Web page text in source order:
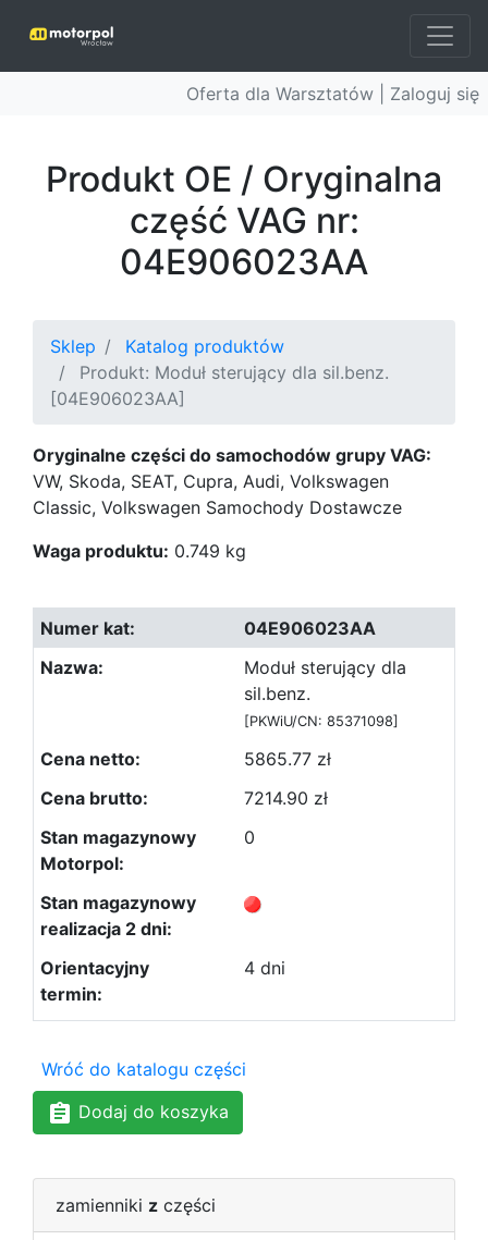
Oferta dla Warsztatów | Zaloguj się
Produkt OE / Oryginalna
część VAG nr:
04E906023AA
Sklep
Katalog produktów
Produkt: Moduł sterujący dla sil.benz.
[04E906023AA]
Oryginalne części do samochodów grupy VAG:
VW, Skoda, SEAT, Cupra, Audi, Volkswagen
Classic, Volkswagen Samochody Dostawcze
Waga produktu: 0.749 kg
04E906023AA
Moduł sterujący dla
sil.benz.
[PKWiU/CN: 85371098]
5865.77 zł
7214.90 zł
0
4 dni
Wróć do katalogu części
Dodaj do koszyka
zamienniki z części